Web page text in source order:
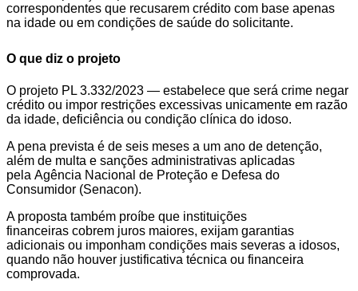
correspondentes que recusarem crédito com base apenas
na idade ou em condições de saúde do solicitante.
O que diz o projeto
O projeto PL 3.332/2023 — estabelece que será crime negar
crédito ou impor restrições excessivas unicamente em razão
da idade, deficiência ou condição clínica do idoso.
A pena prevista é de seis meses a um ano de detenção,
além de multa e sanções administrativas aplicadas
pela Agência Nacional de Proteção e Defesa do
Consumidor (Senacon).
A proposta também proíbe que instituições
financeiras cobrem juros maiores, exijam garantias
adicionais ou imponham condições mais severas a idosos,
quando não houver justificativa técnica ou financeira
comprovada.